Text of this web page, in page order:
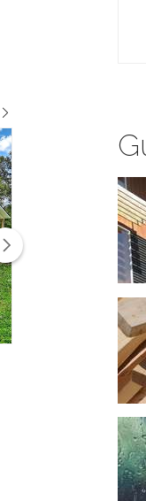
Bâtisse de
Spécialistes -
De Calfeutrage Élite